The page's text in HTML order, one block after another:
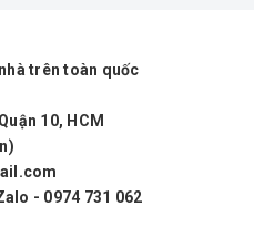
trên toàn quốc
10, HCM
- 0974 731 062